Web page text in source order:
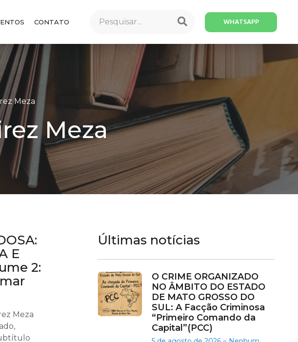
CONTATO WHATSAPP
Meza
Meza
E
2:
Meza
Últimas notícias
O CRIME ORGANIZADO
NO ÂMBITO DO ESTADO
DE MATO GROSSO DO
SUL: A Facção Criminosa
“Primeiro Comando da
Capital”(PCC)